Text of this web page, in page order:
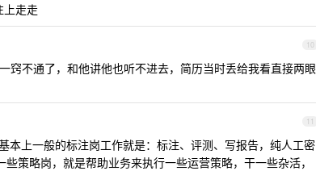
上走走
10
窍不通了，和他讲他也听不进去，简历当时丢给我看直接两眼
11
本上一般的标注岗工作就是：标注、评测、写报告，纯人工密
策略岗，就是帮助业务来执行一些运营策略，干一些杂活，